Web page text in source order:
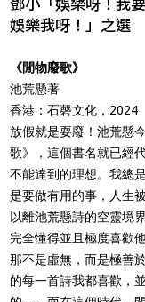
娛樂我呀！」之選
《閒物廢歌》
池荒懸著
香港：石磬文化，2024
放假就是耍廢！池荒懸
歌》，這個書名就已經
不能達到的理想。我總
是要做有用的事，人生
以離池荒懸詩的空靈
完全懂得並且極度喜歡
那不是虛無，而是極善
的每一首詩我都喜歡，